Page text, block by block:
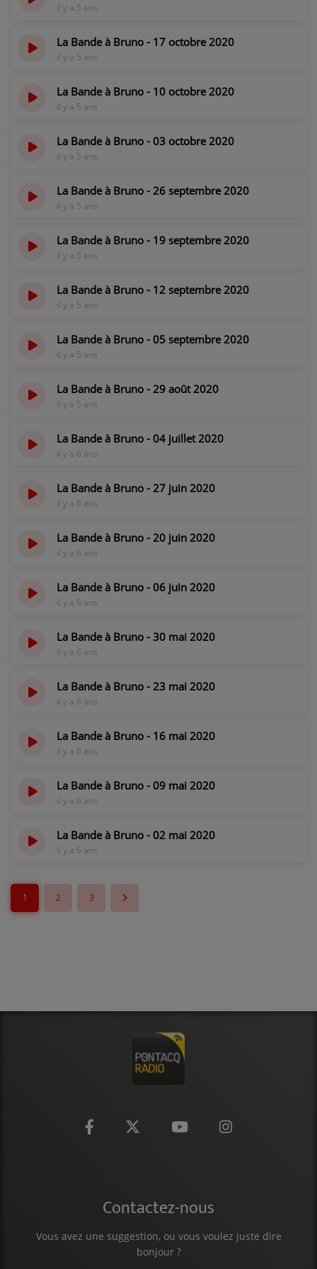
il y a 5 ans
La Bande à Bruno - 17 octobre 2020
il y a 5 ans
La Bande à Bruno - 10 octobre 2020
il y a 5 ans
La Bande à Bruno - 03 octobre 2020
il y a 5 ans
La Bande à Bruno - 26 septembre 2020
il y a 5 ans
La Bande à Bruno - 19 septembre 2020
il y a 5 ans
La Bande à Bruno - 12 septembre 2020
il y a 5 ans
La Bande à Bruno - 05 septembre 2020
il y a 5 ans
La Bande à Bruno - 29 août 2020
il y a 5 ans
La Bande à Bruno - 04 juillet 2020
il y a 6 ans
La Bande à Bruno - 27 juin 2020
il y a 6 ans
La Bande à Bruno - 20 juin 2020
il y a 6 ans
La Bande à Bruno - 06 juin 2020
il y a 6 ans
La Bande à Bruno - 30 mai 2020
il y a 6 ans
La Bande à Bruno - 23 mai 2020
il y a 6 ans
La Bande à Bruno - 16 mai 2020
il y a 6 ans
La Bande à Bruno - 09 mai 2020
il y a 6 ans
La Bande à Bruno - 02 mai 2020
il y a 6 ans
1 2 3
Contactez-nous
Vous avez une suggestion, ou vous voulez juste dire
bonjour ?